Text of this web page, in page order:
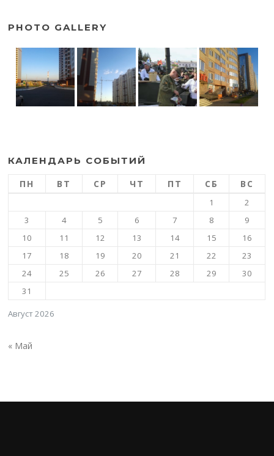
PHOTO GALLERY
КАЛЕНДАРЬ СОБЫТИЙ
Август 2026
ПН ВТ СР ЧТ ПТ СБ ВС
1
2
3
4 5 6 7 8
9
10
11 12 13 14 15
16
17
18 19 20 21 22
23
24
25 26 27 28 29
30
31
« Май